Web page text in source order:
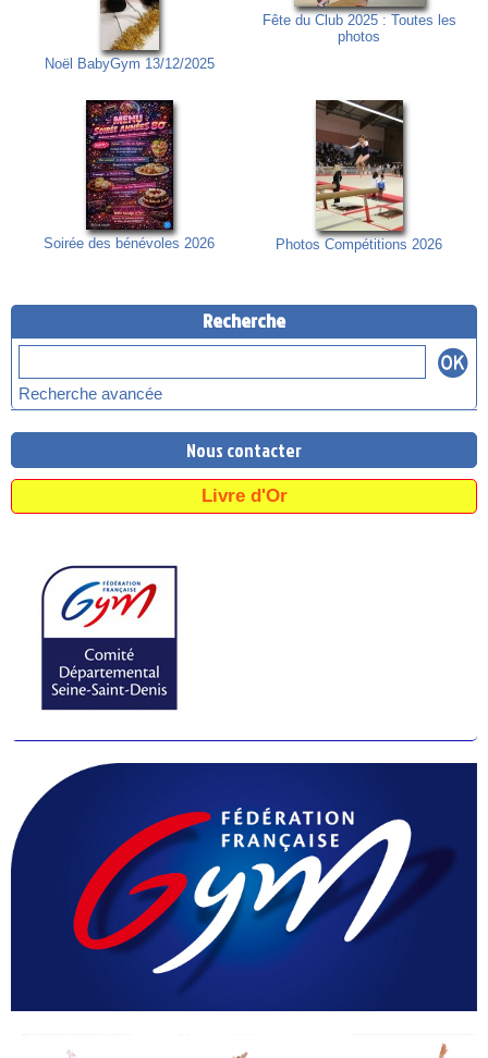
Noël BabyGym 13/12/2025
Fête du Club 2025 : Toutes les
photos
Soirée des bénévoles 2026 Photos Compétitions 2026
Recherche
Recherche avancée
Nous contacter
Livre d'Or